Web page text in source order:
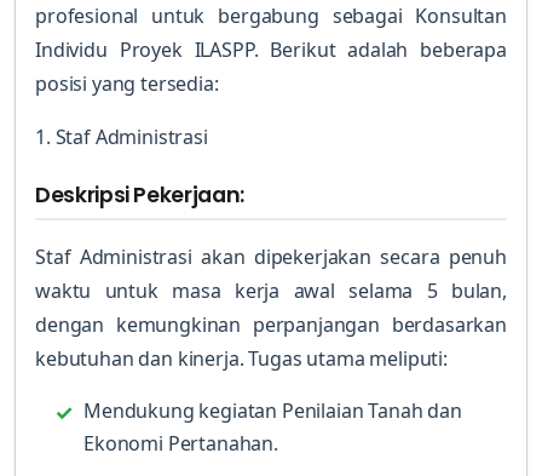
profesional untuk bergabung sebagai Konsultan
Individu Proyek ILASPP. Berikut adalah beberapa
posisi yang tersedia:
1. Staf Administrasi
Deskripsi Pekerjaan:
Staf Administrasi akan dipekerjakan secara penuh
waktu untuk masa kerja awal selama 5 bulan,
dengan kemungkinan perpanjangan berdasarkan
kebutuhan dan kinerja. Tugas utama meliputi:
Mendukung kegiatan Penilaian Tanah dan
Ekonomi Pertanahan.